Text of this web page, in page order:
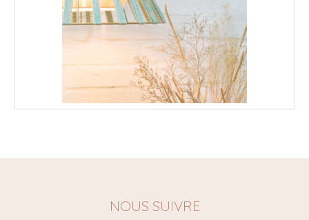
€
NOUS SUIVRE